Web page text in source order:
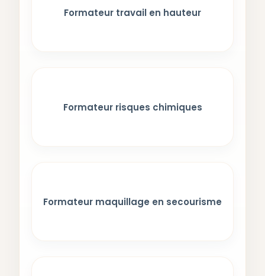
Formateur travail en hauteur
Formateur risques chimiques
Formateur maquillage en secourisme